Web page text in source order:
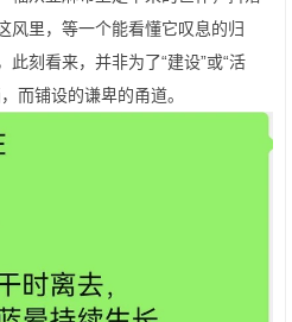
风里，等一个能看懂它叹息的归
刻看来，并非为了“建设”或“活
而铺设的谦卑的甬道。